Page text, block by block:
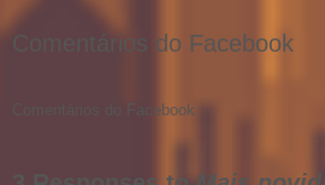
Comentários do Facebook
Comentários do Facebook